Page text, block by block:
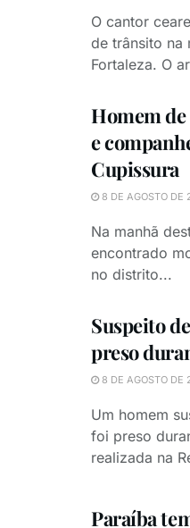
O cantor
de trânsito na
Fortaleza. O
Homem de
e
Cupissura
8 DE AGOSTO DE
Na manhã
encontrado
no distrito...
Suspeito
preso
8 DE AGOSTO DE
Um homem
foi preso
realizada na
Paraíba